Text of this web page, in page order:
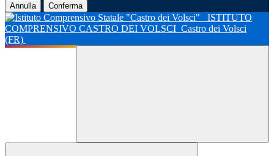
Annulla Conferma
ISTITUTO
COMPRENSIVO CASTRO DEI VOLSCI Castro dei Volsci
(FR)